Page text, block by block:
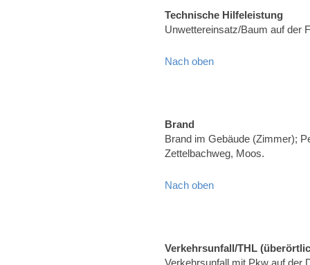
Technische Hilfeleistung
Unwettereinsatz/Baum auf der
Nach oben
Brand
Brand im Gebäude (Zimmer);
Zettelbachweg, Moos.
Nach oben
Verkehrsunfall/THL
Verkehrsunfall mit Pkw auf der